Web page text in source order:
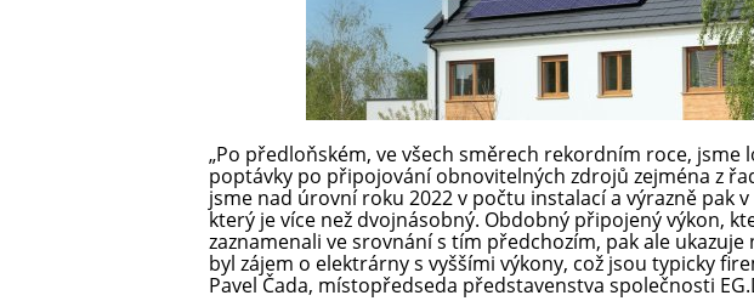
„Po předloňském, ve všech směrech rekordním roce, jsme
poptávky po připojování obnovitelných zdrojů zejména z
jsme nad úrovní roku 2022 v počtu instalací a výrazně pak
který je více než dvojnásobný. Obdobný připojený výkon,
zaznamenali ve srovnání s tím předchozím, pak ale ukazuje
byl zájem o elektrárny s vyššími výkony, což jsou typicky
Pavel Čada, místopředseda představenstva společnosti